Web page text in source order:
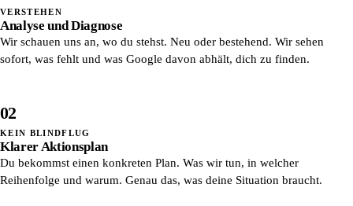
VERSTEHEN
Analyse und Diagnose
Wir schauen uns an, wo du stehst. Neu oder bestehend. Wir sehen
sofort, was fehlt und was Google davon abhält, dich zu finden.
02
KEIN BLINDFLUG
Klarer Aktionsplan
Du bekommst einen konkreten Plan. Was wir tun, in welcher
Reihenfolge und warum. Genau das, was deine Situation braucht.